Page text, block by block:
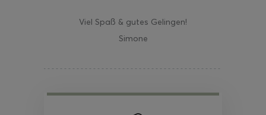
Viel Spaß & gutes Gelingen!
Simone